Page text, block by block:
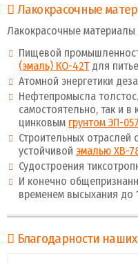
Лакокрасочные
Лакокрасочные
Пищевой
(эмаль) КО-42Тдля
Атомной энергетики
Нефтепромысла
самостоятельно, так и
цинковым грунтом ЭП-057
Строительных отраслей
устойчивой эмалью ХВ-
Судостроения
И конечно
временем высыхания до
Благодарности